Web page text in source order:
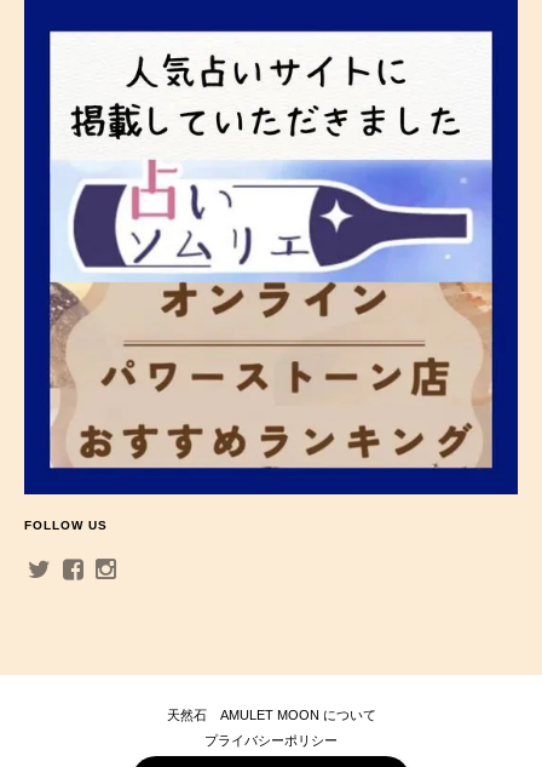
FOLLOW US
天然石 AMULET MOON について
プライバシーポリシー